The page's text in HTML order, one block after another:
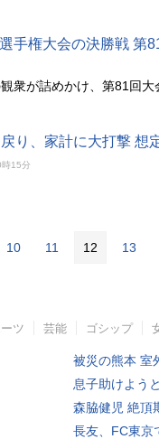
手権大会の決勝戦 第
衆が詰めかけ、第81回
り、家計に大打撃 想
時15分
10 11 12 13
ツ 芸能 ゴシップ
被災の熊本 室
息子助けよう
森脇健児 絶頂
長友、FC東京